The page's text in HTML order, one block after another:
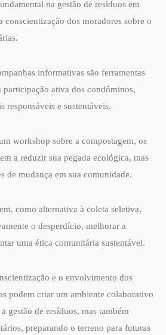
na gestão de resíduos em
conscientização dos moradores sobre o
informativas são ferramentas
ativa dos condôminos,
responsáveis e sustentáveis.
workshop sobre a compostagem, os
a reduzir sua pegada ecológica, mas
de mudança em sua comunidade.
como alternativa à coleta seletiva,
o desperdício, melhorar a
uma ética comunitária sustentável.
e o envolvimento dos
podem criar um ambiente colaborativo
gestão de resíduos, mas também
preparando o terreno para futuras